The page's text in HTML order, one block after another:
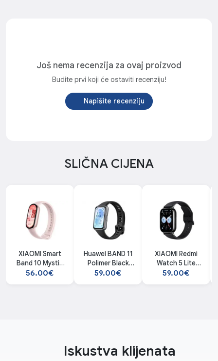
Još nema recenzija za ovaj proizvod
Budite prvi koji će ostaviti recenziju!
Napišite recenziju
SLIČNA CIJENA
XIAOMI Smart
Band 10 Mystic
Rose smartwatch
56.00€
Huawei BAND 11
Polimer Black
smartwatch
59.00€
XIAOMI Redmi
Watch 5 Lite
Black smartwatch
59.00€
Iskustva klijenata